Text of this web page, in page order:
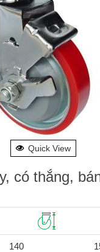
Quick View
có thắng,
140